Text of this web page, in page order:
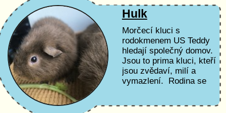
Hulk
Morčecí kluci s
rodokmenem US Teddy
hledají společný domov.
Jsou to prima kluci, kteří
jsou zvědaví, milí a
vymazlení. Rodina se